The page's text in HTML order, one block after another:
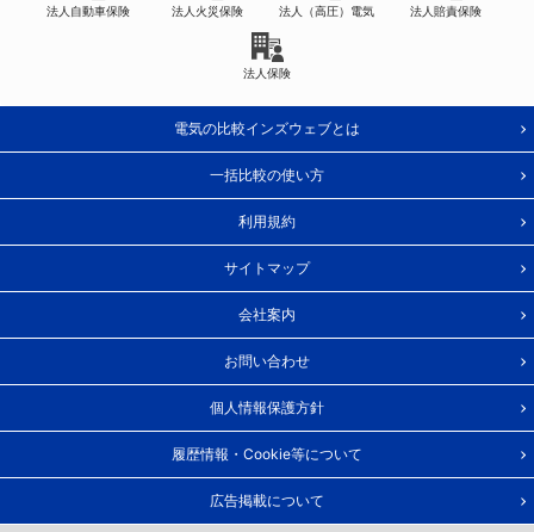
法人自動車保険 法人火災保険 法人（高圧）電気 法人賠責保険
法人保険
電気の比較インズウェブとは
一括比較の使い方
利用規約
サイトマップ
会社案内
お問い合わせ
個人情報保護方針
履歴情報・Cookie等について
広告掲載について